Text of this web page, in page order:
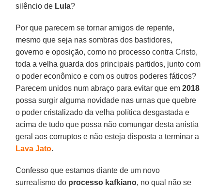
silêncio de Lula?
Por que parecem se tornar amigos de repente,
mesmo que seja nas sombras dos bastidores,
governo e oposição, como no processo contra Cristo,
toda a velha guarda dos principais partidos, junto com
o poder econômico e com os outros poderes fáticos?
Parecem unidos num abraço para evitar que em2018
possa surgir alguma novidade nas urnas que quebre
o poder cristalizado da velha política desgastada e
acima de tudo que possa não comungar desta anistia
geral aos corruptos e não esteja disposta a terminar a
Lava Jato.
Confesso que estamos diante de um novo
surrealismo do processo kafkiano, no qual não se